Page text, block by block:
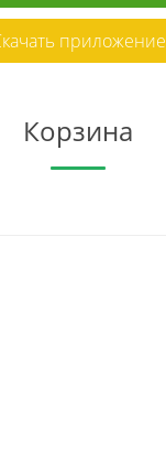
приложение
Корзина